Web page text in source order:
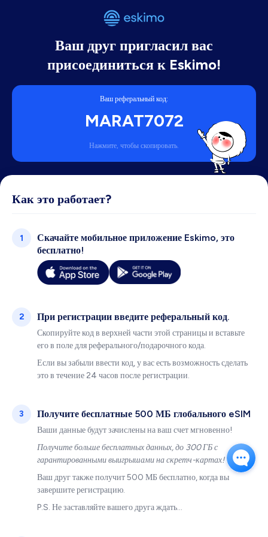
Ваш друг пригласил вас
присоединиться к Eskimo!
Ваш реферальный код:
MARAT7072
Нажмите, чтобы скопировать.
Как это работает?
1
Скачайте мобильное приложение Eskimo, это
бесплатно!
2 При регистрации введите реферальный код.
Скопируйте код в верхней части этой страницы и вставьте
его в поле для реферального/подарочного кода.
Если вы забыли ввести код, у вас есть возможность сделать
это в течение 24 часов после регистрации.
3 Получите бесплатные 500 МБ глобального eSIM
Ваши данные будут зачислены на ваш счет мгновенно!
Получите больше бесплатных данных, до 300 ГБ с
гарантированными выигрышами на скретч-картах!
Ваш друг также получит 500 МБ бесплатно, когда вы
завершите регистрацию.
P.S. Не заставляйте вашего друга ждать…